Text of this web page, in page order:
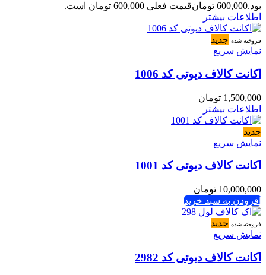
بود.600,000 تومانقیمت فعلی 600,000 تومان است.
اطلاعات بیشتر
فروخته شده جدید
نمایش سریع
اکانت کالاف دیوتی کد 1006
1,500,000 تومان
اطلاعات بیشتر
جدید
نمایش سریع
اکانت کالاف دیوتی کد 1001
10,000,000 تومان
افزودن به سبد خرید
فروخته شده جدید
نمایش سریع
اکانت کالاف دیوتی کد 2982